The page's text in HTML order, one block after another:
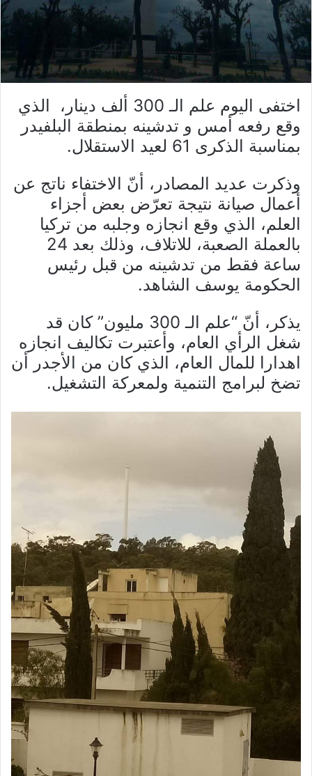
اختفى اليوم علم الـ 300 ألف دينار، الذي
وقع رفعه أمس و تدشينه بمنطقة البلفيدر
بمناسبة الذكرى 61 لعيد الاستقلال.
وذكرت عديد المصادر، أنّ الاختفاء ناتج عن
أعمال صيانة نتيجة تعرّض بعض أجزاء
العلم، الذي وقع انجازه وجلبه من تركيا
بالعملة الصعبة، للاتلاف، وذلك بعد 24
ساعة فقط من تدشينه من قبل رئيس
الحكومة يوسف الشاهد.
يذكر، أنّ “علم الـ 300 مليون” كان قد
شغل الرأي العام، وأعتبرت تكاليف انجازه
اهدارا للمال العام، الذي كان من الأجدر أن
تضخ لبرامج التنمية ولمعركة التشغيل.